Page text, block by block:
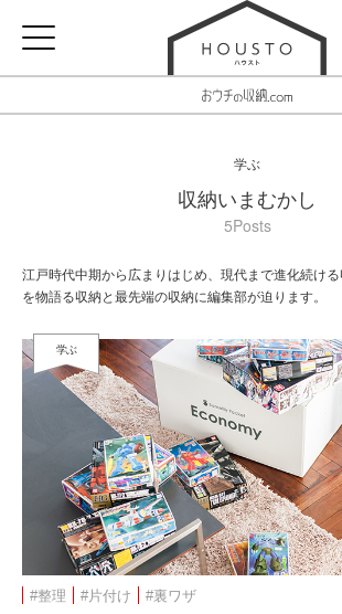
学ぶ
収納いまむかし
5Posts
江戸時代中期から広まりはじめ、現代まで進化続け
を物語る収納と最先端の収納に編集部が迫ります。
学ぶ
#整理 #片付け #裏ワザ